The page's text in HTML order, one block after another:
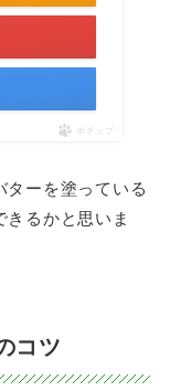
ポチップ
ーを塗っている
るかと思いま
コツ